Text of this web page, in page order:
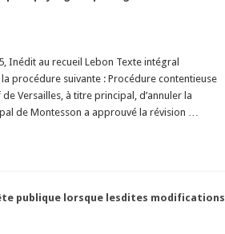
Inédit au recueil Lebon Texte intégral
la procédure suivante : Procédure contentieuse
Versailles, à titre principal, d’annuler la
de Montesson a approuvé la révision …
publique lorsque lesdites modifications